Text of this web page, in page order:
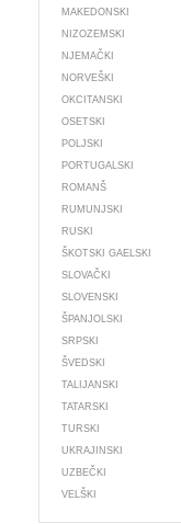
MAKEDONSKI
NIZOZEMSKI
NJEMAČKI
NORVEŠKI
OKCITANSKI
OSETSKI
POLJSKI
PORTUGALSKI
ROMANŠ
RUMUNJSKI
RUSKI
ŠKOTSKI GAELSKI
SLOVAČKI
SLOVENSKI
ŠPANJOLSKI
SRPSKI
ŠVEDSKI
TALIJANSKI
TATARSKI
TURSKI
UKRAJINSKI
UZBEČKI
VELŠKI